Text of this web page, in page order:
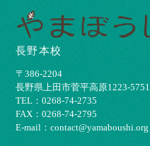
長野本校
〒386-2204
⻑野県上⽥市菅平⾼原1223-5751
TEL：0268-74-2735
FAX：0268-74-2795
E-mail：contact@yamaboushi.org